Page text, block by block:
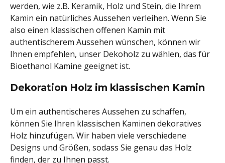
werden, wie z.B. Keramik, Holz und Stein, die Ihrem
Kamin ein natürliches Aussehen verleihen. Wenn Sie
also einen klassischen offenen Kamin mit
authentischerem Aussehen wünschen, können wir
Ihnen empfehlen, unser Dekoholz zu wählen, das für
Bioethanol Kamine geeignet ist.
Dekoration Holz im klassischen Kamin
Um ein authentischeres Aussehen zu schaffen,
können Sie Ihren klassischen Kaminen dekoratives
Holz hinzufügen. Wir haben viele verschiedene
Designs und Größen, sodass Sie genau das Holz
finden, der zu Ihnen passt.